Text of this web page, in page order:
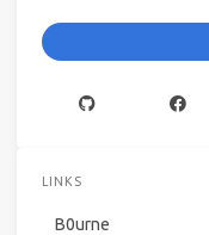
LINKS
B0urne